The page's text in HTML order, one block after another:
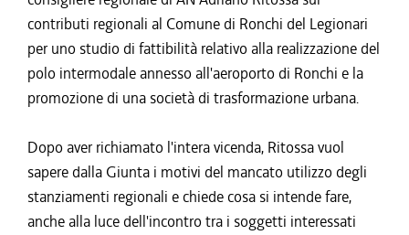
contributi regionali al Comune di Ronchi del Legionari
per uno studio di fattibilità relativo alla realizzazione del
polo intermodale annesso all'aeroporto di Ronchi e la
promozione di una società di trasformazione urbana.
Dopo aver richiamato l'intera vicenda, Ritossa vuol
sapere dalla Giunta i motivi del mancato utilizzo degli
stanziamenti regionali e chiede cosa si intende fare,
anche alla luce dell'incontro tra i soggetti interessati